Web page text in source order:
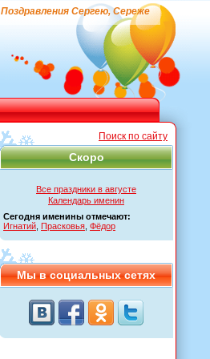
Поздравления Сергею, Сереже
Поиск по сайту
Скоро
Все праздники в августе
Календарь именин
Сегодня именины отмечают:
Игнатий Прасковья Фёдор
Мы в социальных сетях